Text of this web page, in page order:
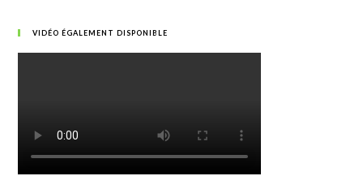
VIDÉO ÉGALEMENT DISPONIBLE